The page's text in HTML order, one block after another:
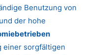
Benutzung von
und der hohe
einer sorgfältigen